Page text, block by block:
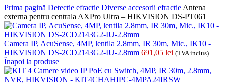
Prima pagină Detectie efractie Diverse accesorii efractie Antena
externa pentru centrala AXPro Ultra – HIKVISION DS-PT061
Camera IP, AcuSense, 4MP, lentila 2.8mm, IR 30m, Mic., IK10 -
HIKVISION DS-2CD2143G2-IU-2.8mm 691,05 lei (TVA inclus)
Înapoi la produse